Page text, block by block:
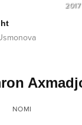
2017
NOMI